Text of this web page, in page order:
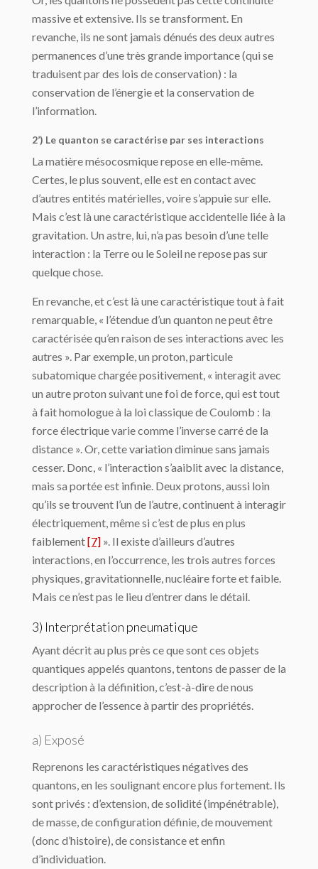
massive et extensive. Ils se transforment. En
revanche, ils ne sont jamais dénués des deux autres
permanences d’une très grande importance (qui se
traduisent par des lois de conservation) : la
conservation de l’énergie et la conservation de
l’information.
2’) Le quanton se caractérise par ses interactions
La matière mésocosmique repose en elle-même.
Certes, le plus souvent, elle est en contact avec
d’autres entités matérielles, voire s’appuie sur elle.
Mais c’est là une caractéristique accidentelle liée à la
gravitation. Un astre, lui, n’a pas besoin d’une telle
interaction : la Terre ou le Soleil ne repose pas sur
quelque chose.
En revanche, et c’est là une caractéristique tout à fait
remarquable, « l’étendue d’un quanton ne peut être
caractérisée qu’en raison de ses interactions avec les
autres ». Par exemple, un proton, particule
subatomique chargée positivement, « interagit avec
un autre proton suivant une foi de force, qui est tout
à fait homologue à la loi classique de Coulomb : la
force électrique varie comme l’inverse carré de la
distance ». Or, cette variation diminue sans jamais
cesser. Donc, « l’interaction s’aaiblit avec la distance,
mais sa portée est infinie. Deux protons, aussi loin
qu’ils se trouvent l’un de l’autre, continuent à interagir
électriquement, même si c’est de plus en plus
faiblement[7] ». Il existe d’ailleurs d’autres
interactions, en l’occurrence, les trois autres forces
physiques, gravitationnelle, nucléaire forte et faible.
Mais ce n’est pas le lieu d’entrer dans le détail.
3) Interprétation pneumatique
Ayant décrit au plus près ce que sont ces objets
quantiques appelés quantons, tentons de passer de la
description à la définition, c’est-à-dire de nous
approcher de l’essence à partir des propriétés.
a) Exposé
Reprenons les caractéristiques négatives des
quantons, en les soulignant encore plus fortement. Ils
sont privés : d’extension, de solidité (impénétrable),
de masse, de configuration définie, de mouvement
(donc d’histoire), de consistance et enfin
d’individuation.